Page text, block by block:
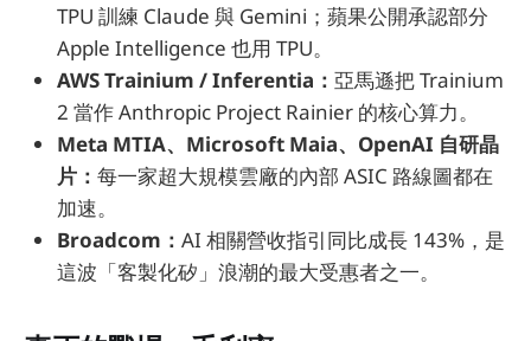
TPU 訓練 Claude 與 Gemini；蘋果公開承認部分
Apple Intelligence 也用 TPU。
AWS Trainium / Inferentia： 亞馬遜把 Trainium
2 當作 Anthropic Project Rainier 的核心算力。
Meta MTIA、Microsoft Maia、OpenAI 自研晶
片： 每一家超大規模雲廠的內部 ASIC 路線圖都在
加速。
Broadcom： AI 相關營收指引同比成長 143%，是
這波「客製化矽」浪潮的最大受惠者之一。